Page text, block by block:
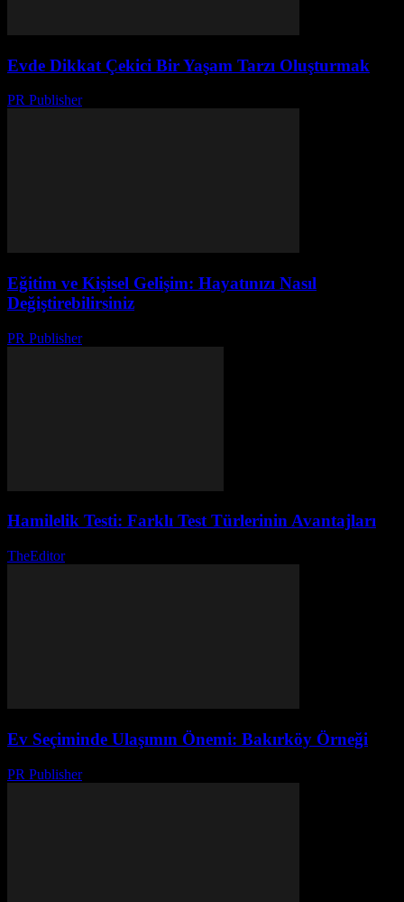
Evde Dikkat Çekici Bir Yaşam Tarzı Oluşturmak
PR Publisher-
Eğitim ve Kişisel Gelişim: Hayatınızı Nasıl
Değiştirebilirsiniz
PR Publisher-
Hamilelik Testi: Farklı Test Türlerinin Avantajları
TheEditor-
Ev Seçiminde Ulaşımın Önemi: Bakırköy Örneği
PR Publisher-